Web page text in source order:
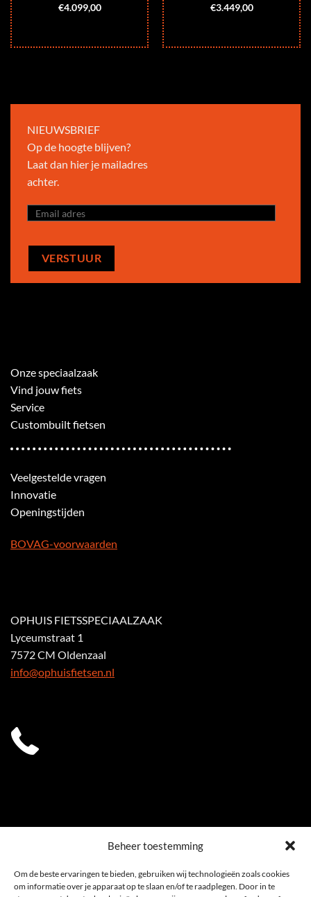
Beheer toestemming
Om de beste ervaringen te bieden, gebruiken wij technologieën zoals cookies
om informatie over je apparaat op te slaan en/of te raadplegen. Door in te
€4.099,00 €3.449,00
NIEUWSBRIEF
Op de hoogte blijven?
Laat dan hier je mailadres
achter.
Onze speciaalzaak
Vind jouw fiets
Service
Custombuilt fietsen
Veelgestelde vragen
Innovatie
Openingstijden
BOVAG-voorwaarden
OPHUIS FIETSSPECIAALZAAK
Lyceumstraat 1
7572 CM Oldenzaal
info@ophuisfietsen.nl
0541 539 353